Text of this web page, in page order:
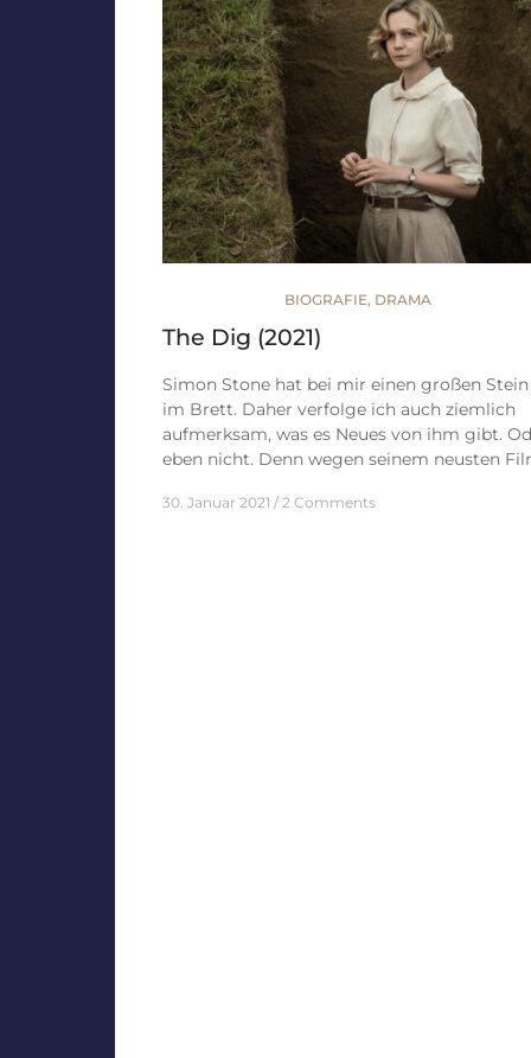
BIOGRAFIE, DRAMA
The Dig (2021)
Simon Stone hat bei mir einen großen Stein
im Brett. Daher verfolge ich auch ziemlich
aufmerksam, was es Neues von ihm gibt.
eben nicht. Denn wegen seinem neusten
30. Januar 2021 2 Comments